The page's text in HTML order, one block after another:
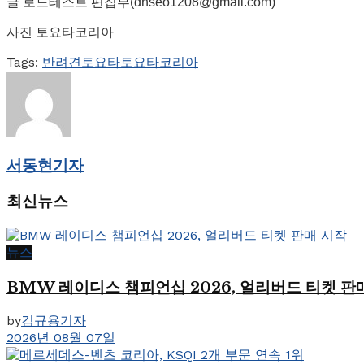
사진 토요타코리아
Tags: 반려견토요타토요타코리아
서동현기자
최신뉴스
뉴스
BMW 레이디스 챔피언십 2026, 얼리버드 티켓 판
by김규용기자
2026년 08월 07일